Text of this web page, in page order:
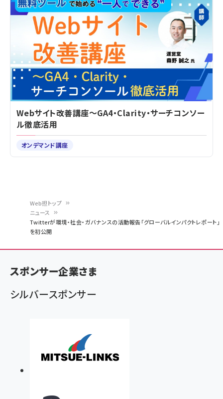
く
ず
Web担トップ
ニュース
Twitterが環境・社会・ガバナンスの活動報告「グローバルインパクトレポート」
を初公開
Webサイト改善講座～GA4・Clarity・サーチコンソー
ル徹底活用
オンデマンド講座
スポンサー企業さま
シルバースポンサー